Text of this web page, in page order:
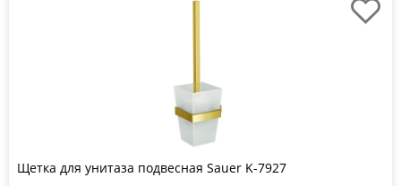
Щетка для унитаза подвесная Sauer K-7927